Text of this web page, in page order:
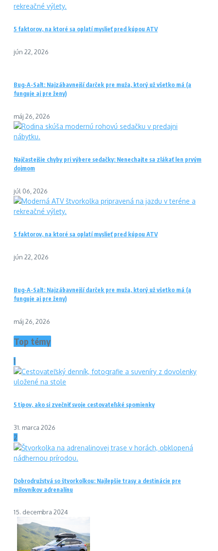
5 faktorov, na ktoré sa oplatí myslieť pred kúpou ATV
jún 22, 2026
Bug-A-Salt: Najzábavnejší darček pre muža, ktorý už všetko má (a
funguje aj pre ženy)
máj 26, 2026
Najčastejšie chyby pri výbere sedačky: Nenechajte sa zlákať len prvým
dojmom
júl 06, 2026
5 faktorov, na ktoré sa oplatí myslieť pred kúpou ATV
jún 22, 2026
Bug-A-Salt: Najzábavnejší darček pre muža, ktorý už všetko má (a
funguje aj pre ženy)
máj 26, 2026
Top témy
1
5 tipov, ako si zvečniť svoje cestovateľské spomienky
31. marca 2026
2
Dobrodružstvá so štvorkolkou: Najlepšie trasy a destinácie pre
milovníkov adrenalínu
15. decembra 2024